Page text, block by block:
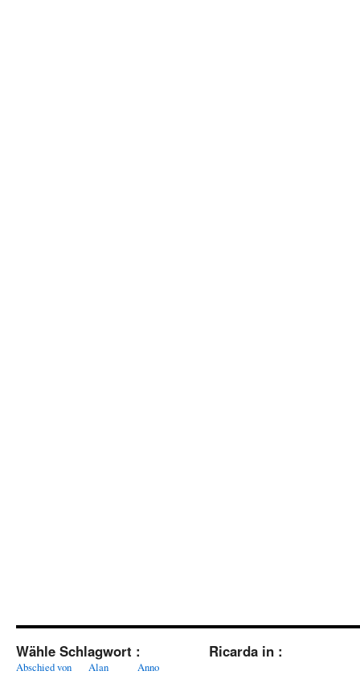
Wähle Schlagwort :
Abschied von
Alan
Anno
Ricarda in :